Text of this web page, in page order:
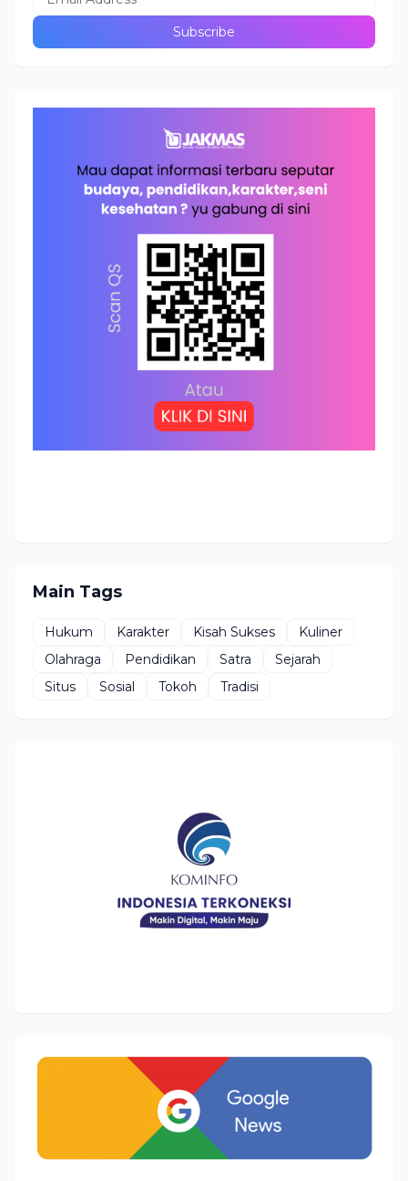
Main Tags
Hukum Karakter Kisah Sukses
Kuliner
Olahraga
Pendidikan Satra
Sejarah
Situs
Sosial Tokoh Tradisi